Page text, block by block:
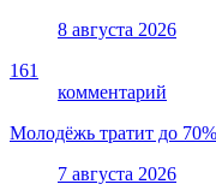
8 августа 2026
161
комментарий
Молодёжь тратит до
7 августа 2026